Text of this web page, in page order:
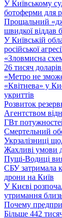
У Київському
ботоферми для
Прощальний
швидкої віддав
У Київській
російської
«Зловмисна
26 тисяч
«Метро не зможе
«Квітнева» у
укриттів
Розвиток
Агентством
ГВт
Смертельний
Укрзалізниці
Жахливі умови
Пущі-Водиці
СБУ затримала
дрони на Київ
У Києві
утримання
Почему
Більше 442